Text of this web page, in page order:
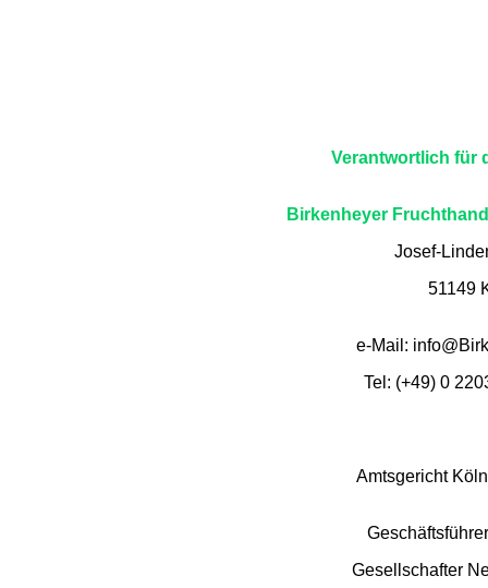
Verantwortlich für
Birkenheyer
Josef-
51149
e-Mail:
Tel: (+49) 0
Amtsgericht
Gesellschafter